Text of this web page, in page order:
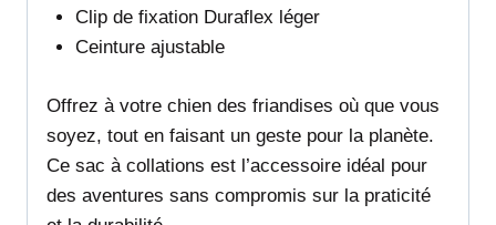
Clip de fixation Duraflex léger
Ceinture ajustable
Offrez à votre chien des friandises où que vous
soyez, tout en faisant un geste pour la planète.
Ce sac à collations est l’accessoire idéal pour
des aventures sans compromis sur la praticité